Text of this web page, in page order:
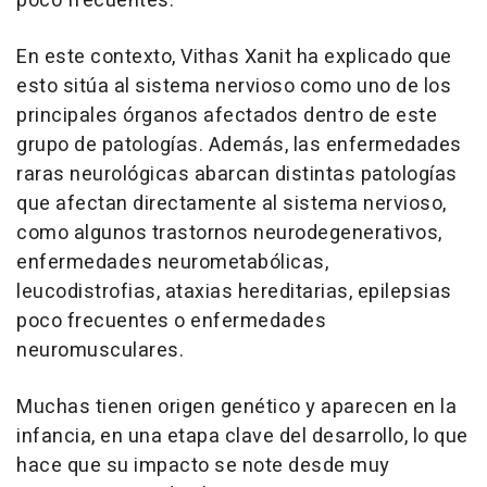
En este contexto, Vithas Xanit ha explicado que
esto sitúa al sistema nervioso como uno de los
principales órganos afectados dentro de este
grupo de patologías. Además, las enfermedades
raras neurológicas abarcan distintas patologías
que afectan directamente al sistema nervioso,
como algunos trastornos neurodegenerativos,
enfermedades neurometabólicas,
leucodistrofias, ataxias hereditarias, epilepsias
poco frecuentes o enfermedades
neuromusculares.
Muchas tienen origen genético y aparecen en la
infancia, en una etapa clave del desarrollo, lo que
hace que su impacto se note desde muy